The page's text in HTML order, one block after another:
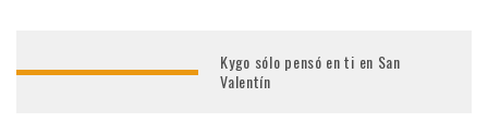
Kygo sólo pensó en ti en San
Valentín